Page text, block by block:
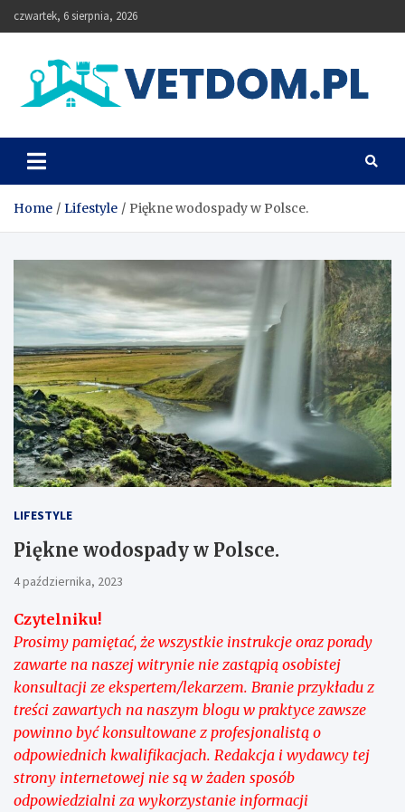
to
czwartek, 6 sierpnia, 2026
Vetdom
Home Lifestyle Piękne wodospady w Polsce.
LIFESTYLE
Piękne wodospady w Polsce.
4 października, 2023
Czytelniku!
Prosimy pamiętać, że wszystkie instrukcje oraz porady
zawarte na naszej witrynie nie zastąpią osobistej
konsultacji ze ekspertem/lekarzem. Branie przykładu z
treści zawartych na naszym blogu w praktyce zawsze
powinno być konsultowane z profesjonalistą o
odpowiednich kwalifikacjach. Redakcja i wydawcy tej
strony internetowej nie są w żaden sposób
odpowiedzialni za wykorzystanie informacji